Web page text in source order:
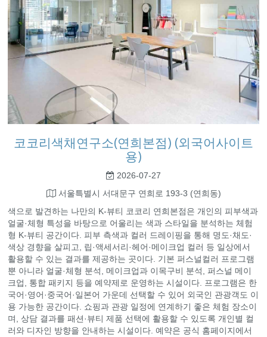
코코리색채연구소(연희본점) (외국어사이트
용)
2026-07-27
서울특별시 서대문구 연희로 193-3 (연희동)
색으로 발견하는 나만의 K-뷰티 코코리 연희본점은 개인의 피부색과
얼굴·체형 특성을 바탕으로 어울리는 색과 스타일을 분석하는 체험
형 K-뷰티 공간이다. 피부 측색과 컬러 드레이핑을 통해 명도·채도·
색상 경향을 살피고, 립·액세서리·헤어·메이크업 컬러 등 일상에서
활용할 수 있는 결과를 제공하는 곳이다. 기본 퍼스널컬러 프로그램
뿐 아니라 얼굴·체형 분석, 메이크업과 이목구비 분석, 퍼스널 메이
크업, 통합 패키지 등을 예약제로 운영하는 시설이다. 프로그램은 한
국어·영어·중국어·일본어 가운데 선택할 수 있어 외국인 관광객도 이
용 가능한 공간이다. 쇼핑과 관광 일정에 연계하기 좋은 체험 장소이
며, 상담 결과를 패션·뷰티 제품 선택에 활용할 수 있도록 개인별 컬
러와 디자인 방향을 안내하는 시설이다. 예약은 공식 홈페이지에서